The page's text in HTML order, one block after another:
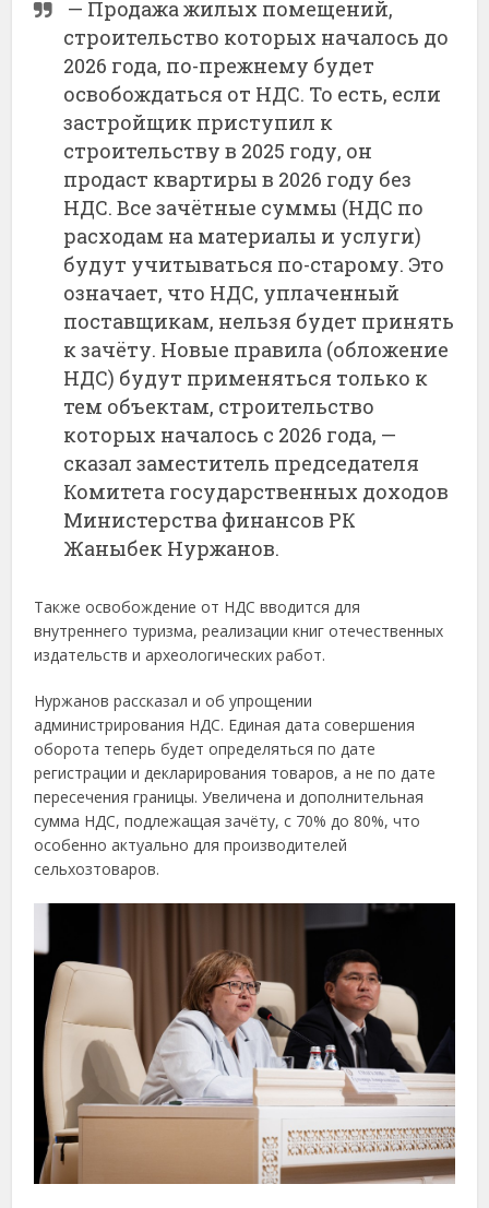
— Продажа жилых помещений,
строительство которых началось до
2026 года, по-прежнему будет
освобождаться от НДС. То есть, если
застройщик приступил к
строительству в 2025 году, он
продаст квартиры в 2026 году без
НДС. Все зачётные суммы (НДС по
расходам на материалы и услуги)
будут учитываться по-старому. Это
означает, что НДС, уплаченный
поставщикам, нельзя будет принять
к зачёту. Новые правила (обложение
НДС) будут применяться только к
тем объектам, строительство
которых началось с 2026 года, —
сказал заместитель председателя
Комитета государственных доходов
Министерства финансов РК
Жаныбек Нуржанов.
Также освобождение от НДС вводится для
внутреннего туризма, реализации книг отечественных
издательств и археологических работ.
Нуржанов рассказал и об упрощении
администрирования НДС. Единая дата совершения
оборота теперь будет определяться по дате
регистрации и декларирования товаров, а не по дате
пересечения границы. Увеличена и дополнительная
сумма НДС, подлежащая зачёту, с 70% до 80%, что
особенно актуально для производителей
сельхозтоваров.